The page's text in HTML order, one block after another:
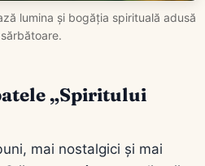
lumina și bogăția spirituală adusă
„Spiritului
mai nostalgici și mai